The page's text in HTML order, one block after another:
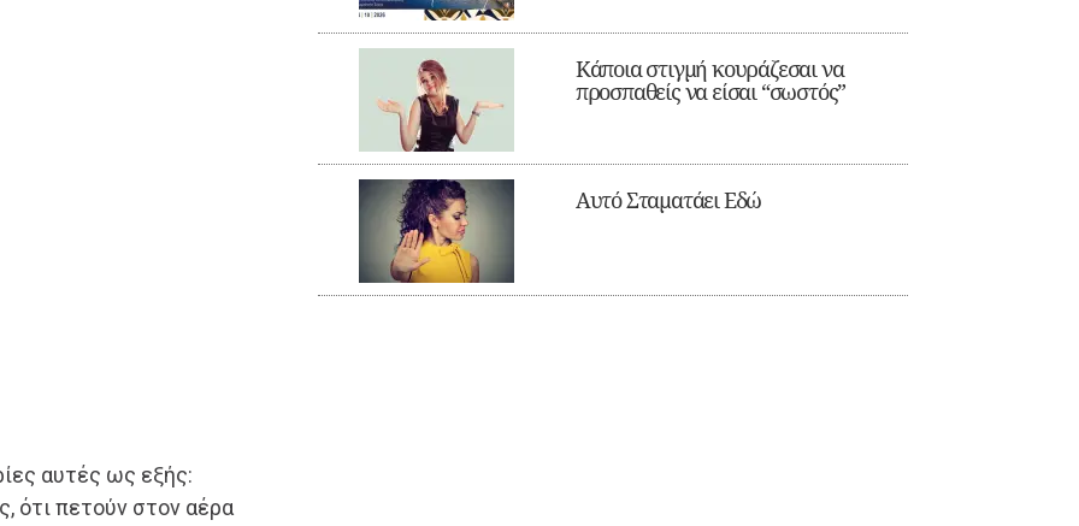
αυτές ως εξής:
ότι πετούν στον αέρα
Κάποια στιγμή κουράζεσαι να
προσπαθείς να είσαι “σωστός”
Αυτό Σταματάει Εδώ